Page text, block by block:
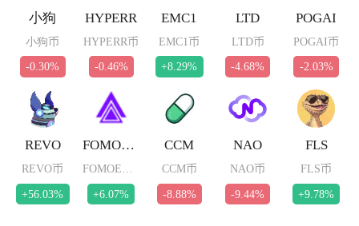
小狗
小狗币
-0.30%
HYPERR
HYPERR币
-0.46%
EMC1
EMC1币
+8.29%
LTD
LTD币
-4.68%
POGAI
POGAI币
-2.03%
REVO
REVO币
+56.03%
FOMOETH
+6.07%
CCM
CCM币
-8.88%
NAO
NAO币
-9.44%
FLS
FLS币
+9.78%